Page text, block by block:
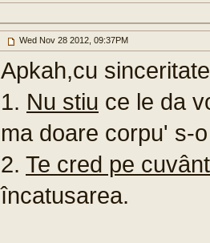
Wed Nov 28 2012, 09:37PM
Apkah,cu
1. Nu stiu ce le da
ma doare corpu' s-
2. Te cred pe cuvânt
încatusarea.